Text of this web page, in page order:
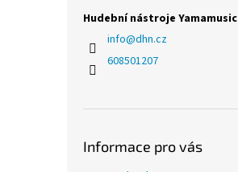
Hudební nástroje Yamamusic
info@dhn.cz
608501207
Informace pro vás